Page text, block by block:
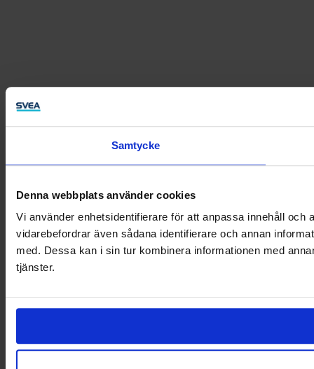
Samtycke
Denna webbplats använder cookies
Vi använder enhetsidentifierare för att anpassa innehåll
vidarebefordrar även sådana identifierare och annan
med. Dessa kan i sin tur kombinera informationen med
tjänster.